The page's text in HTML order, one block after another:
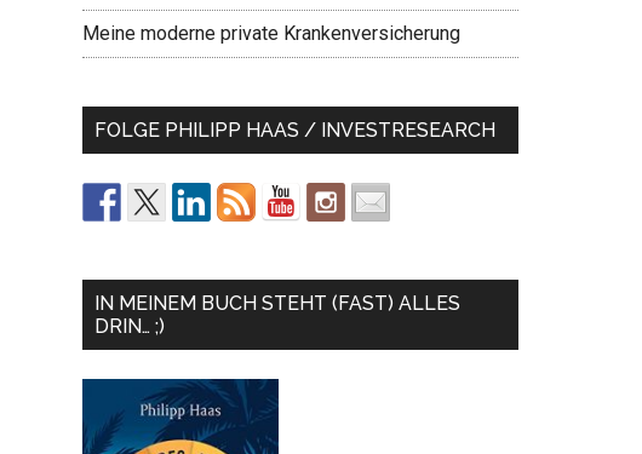
Meine moderne private Krankenversicherung
FOLGE PHILIPP HAAS / INVESTRESEARCH
IN MEINEM BUCH STEHT (FAST) ALLES
DRIN… ;)